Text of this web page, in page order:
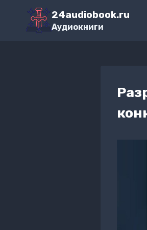
Перейти
содержимому
24audiobook.ru
Аудиокниги